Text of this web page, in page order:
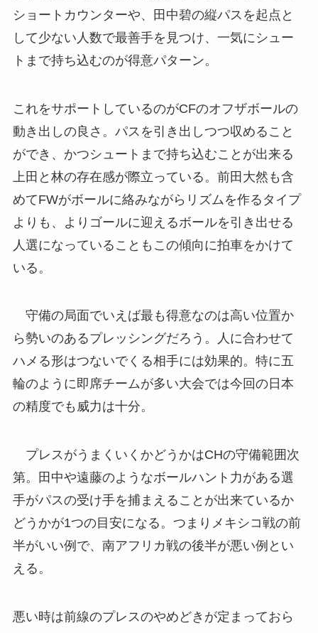
ショートカウンターや、田中碧の縦パスを起点と
して少ない人数で最善手を見つけ、一気にシュー
トまで持ち込むのが得意パターン。
これをサポートしているのがCFのオフザボールの
動き出しの良さ。パスを引き出しつつ収めること
ができ、かつシュートまで持ち込むことが出来る
上田と林の存在感が際立っている。前田大然も含
めてFWがボールに絡みながらリズムを作るタイプ
よりも、よりゴールに迎えるボールを引き出せる
人選になっていることもこの傾向に拍車をかけて
いる。
守備の局面でいえば最も得意なのは高い位置か
ら勢いのあるプレッシングだろう。人に合わせて
ハメる形はつないでくる相手には効果的。特に五
輪のように即席チームが多い大会では今回の日本
の精度でも威力は十分。
プレスがうまくいくかどうかはCHの守備範囲次
第。田中や遠藤のようなボールハント力がある選
手がパスの受け手を捕まえることが出来ているか
どうかが1つの目安になる。つまりメキシコ戦の前
半がいい例で、南アフリカ戦の後半が悪い例とい
える。
悪い時は前線のプレスのやめどきが定まっておら